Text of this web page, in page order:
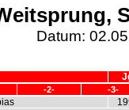
Datum:
-2- -3-